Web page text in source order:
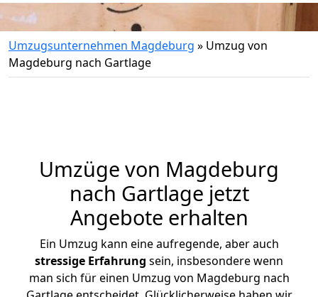
Umzugsunternehmen Magdeburg » Umzug von
Magdeburg nach Gartlage
Umzüge von Magdeburg
nach Gartlage jetzt
Angebote erhalten
Ein Umzug kann eine aufregende, aber auch
stressige Erfahrung sein, insbesondere wenn
man sich für einen Umzug von Magdeburg nach